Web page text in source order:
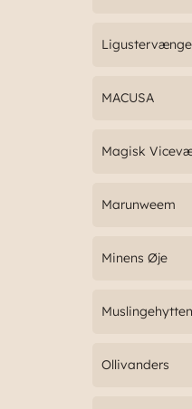
MACUSA
Magisk
Marunweem
Minens Øje
Muslingehytten
Ollivanders